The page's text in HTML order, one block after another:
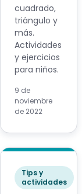
cuadrado,
triángulo y
más.
Actividades
y ejercicios
para niños.
9 de
noviembre
de 2022
Tips y
actividades